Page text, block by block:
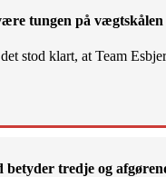
tungen på vægtskålen
stod klart, at Team
betyder tredje og